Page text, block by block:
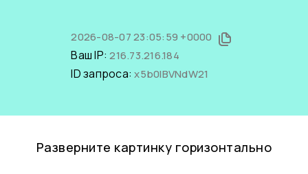
2026-08-07 23:05:59 +0000
Ваш IP:216.73.216.184
ID запроса:x5b0IBVNdW21
Разверните картинку горизонтально